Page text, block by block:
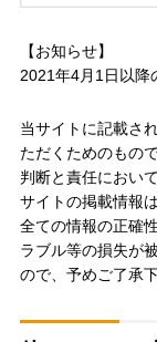
【お知らせ】
2021年4月1日以降
当サイトに記載さ
ただくためのもの
判断と責任におい
サイトの掲載情報
全ての情報の正確
ラブル等の損失が
ので、予めご了承下